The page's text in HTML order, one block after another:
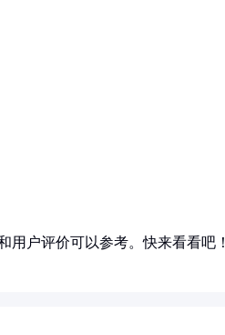
用户评价可以参考。快来看看吧！